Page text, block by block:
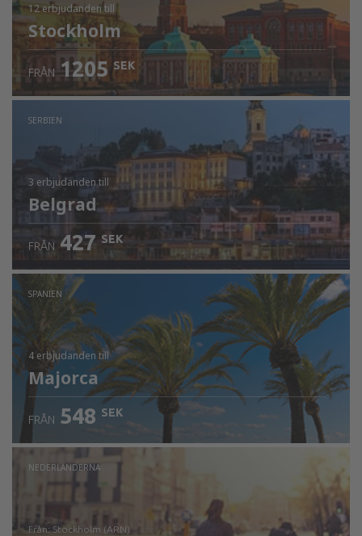
12 erbjudandentill
Stockholm
FRÅN 1205 SEK
SERBIEN
3 erbjudandentill
Belgrad
FRÅN 427 SEK
SPANIEN
4 erbjudandentill
Majorca
FRÅN 548 SEK
NEDERLÄNDERNA
från: Stockholm (ARN)